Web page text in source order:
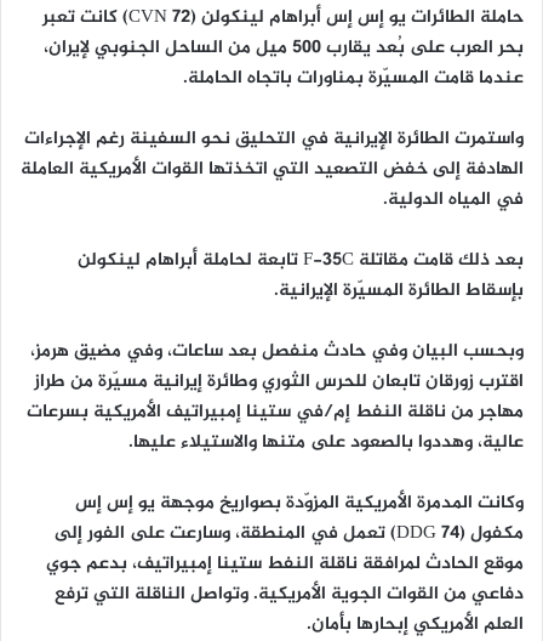
‏حاملة الطائرات يو إس إس أبراهام لينكولن (CVN 72) كانت تعبر
بحر العرب على بُعد يقارب 500 ميل من الساحل الجنوبي لإيران،
عندما قامت المسيّرة بمناورات باتجاه الحاملة.
‏واستمرت الطائرة الإيرانية في التحليق نحو السفينة رغم الإجراءات
الهادفة إلى خفض التصعيد التي اتخذتها القوات الأمريكية العاملة
في المياه الدولية.
‏بعد ذلك قامت مقاتلة F-35C تابعة لحاملة أبراهام لينكولن
بإسقاط الطائرة المسيّرة الإيرانية.
‏وبحسب البيان وفي حادث منفصل بعد ساعات، وفي مضيق هرمز،
اقترب زورقان تابعان للحرس الثوري وطائرة إيرانية مسيّرة من طراز
مهاجر من ناقلة النفط إم/في ستينا إمبيراتيف الأمريكية بسرعات
عالية، وهددوا بالصعود على متنها والاستيلاء عليها.
‏وكانت المدمرة الأمريكية المزوّدة بصواريخ موجهة يو إس إس
مكفول (DDG 74) تعمل في المنطقة، وسارعت على الفور إلى
موقع الحادث لمرافقة ناقلة النفط ستينا إمبيراتيف، بدعم جوي
دفاعي من القوات الجوية الأمريكية. وتواصل الناقلة التي ترفع
العلم الأمريكي إبحارها بأمان.